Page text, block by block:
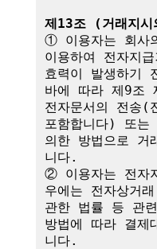
제13조 (거래지
① 이용자는 회사
이용하여 전자지
효력이 발생하기
바에 따라 제9조
전자문서의 전송(
포함합니다) 또
의한 방법으로 거
니다.
② 이용자는 전자
우에는 전자상거
관한 법률 등 관
방법에 따라 결제
니다.